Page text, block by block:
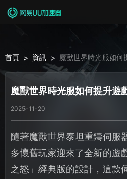
首頁 > 資訊 > 魔獸世界時光服如何
魔獸世界時光服如何提升遊
2025-11-20
隨著魔獸世界泰坦重鑄伺服
多懷舊玩家迎來了全新的遊
之怒」經典版的設計，這款